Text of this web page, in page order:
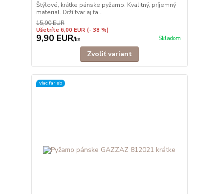
Štýlové, krátke pánske pyžamo. Kvalitný, príjemný
material. Drží tvar aj fa...
15,90 EUR
Ušetríte 6,00 EUR (- 38 %)
9,90 EUR/ks Skladom
Zvoliť variant
viac farieb